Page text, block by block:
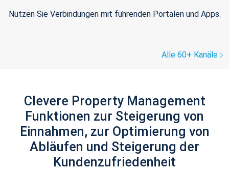
Nutzen Sie Verbindungen mit führenden Portalen und Apps.
Alle 60+ Kanäle
Clevere Property Management
Funktionen zur Steigerung von
Einnahmen, zur Optimierung von
Abläufen und Steigerung der
Kundenzufriedenheit